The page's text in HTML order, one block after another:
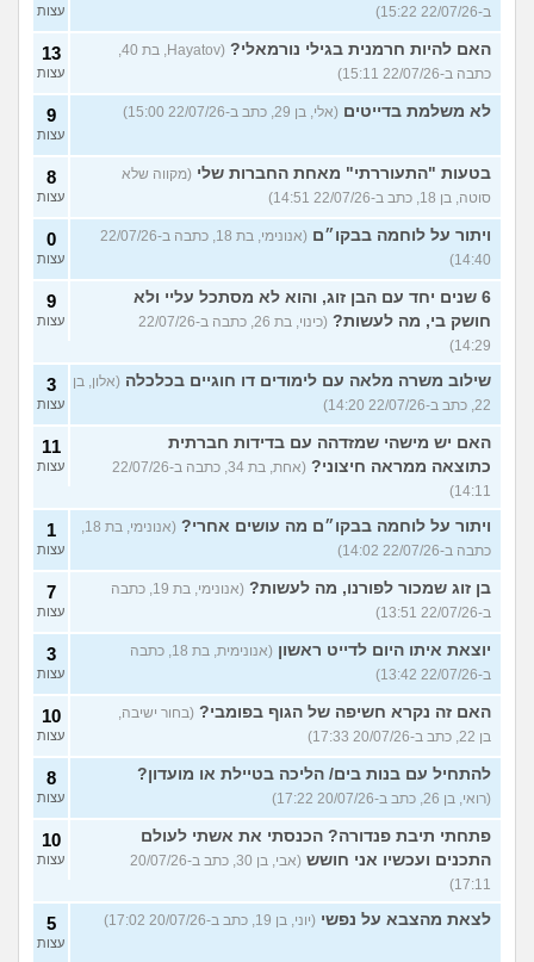
ב-22/07/26 15:22)
עצות
האם להיות חרמנית בגילי נורמאלי?
כתבה ב-22/07/26 15:11)
13
עצות
לא משלמת בדייטים (אלי, בן 29, כתב ב-22/07/26 15:00) 9
עצות
בטעות "התעוררתי" מאחת החברות שלי (מקווה שלא
סוטה, בן 18, כתב ב-22/07/26 14:51)
8
עצות
ויתור על לוחמה בבקו״ם
(אנונימי, בת 18, כתבה ב-22/07/26
14:40)
0
עצות
6 שנים יחד עם הבן זוג, והוא לא מסתכל עליי ולא
חושק בי, מה לעשות?
(כינוי, בת 26, כתבה ב-22/07/26
14:29)
9
עצות
שילוב משרה מלאה עם לימודים דו חוגיים בכלכלה (אלון, בן
22, כתב ב-22/07/26 14:20)
3
עצות
האם יש מישהי שמזדהה עם בדידות חברתית
כתוצאה ממראה חיצוני?
(אחת, בת 34, כתבה ב-22/07/26
14:11)
11
עצות
ויתור על לוחמה בבקו״ם מה עושים אחרי?
כתבה ב-22/07/26 14:02)
1
עצות
בן זוג שמכור לפורנו, מה לעשות?
(אנונימי, בת 19, כתבה
ב-22/07/26 13:51)
7
עצות
יוצאת איתו היום לדייט ראשון
(אנונימית, בת 18, כתבה
ב-22/07/26 13:42)
3
עצות
האם זה נקרא חשיפה של הגוף בפומבי? (בחור ישיבה,
בן 22, כתב ב-20/07/26 17:33)
10
עצות
להתחיל עם בנות בים/ הליכה בטיילת או מועדון?
(רואי, בן 26, כתב ב-20/07/26 17:22)
8
עצות
פתחתי תיבת פנדורה? הכנסתי את אשתי לעולם
התכנים ועכשיו אני חושש
(אבי, בן 30, כתב ב-20/07/26
17:11)
10
עצות
לצאת מהצבא על נפשי (יוני, בן 19, כתב ב-20/07/26 17:02) 5
עצות